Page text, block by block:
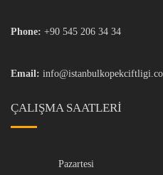
Phone: +90 545 206 34 34
Email:
ÇALIŞMA SAATLERI
Pazartesi